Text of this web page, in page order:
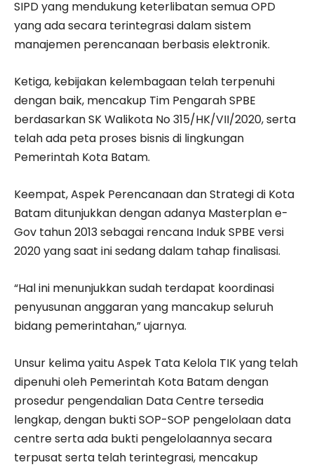
SIPD yang mendukung keterlibatan semua OPD
yang ada secara terintegrasi dalam sistem
manajemen perencanaan berbasis elektronik.
Ketiga, kebijakan kelembagaan telah terpenuhi
dengan baik, mencakup Tim Pengarah SPBE
berdasarkan SK Walikota No 315/HK/VII/2020, serta
telah ada peta proses bisnis di lingkungan
Pemerintah Kota Batam.
Keempat, Aspek Perencanaan dan Strategi di Kota
Batam ditunjukkan dengan adanya Masterplan e-
Gov tahun 2013 sebagai rencana Induk SPBE versi
2020 yang saat ini sedang dalam tahap finalisasi.
“Hal ini menunjukkan sudah terdapat koordinasi
penyusunan anggaran yang mancakup seluruh
bidang pemerintahan,” ujarnya.
Unsur kelima yaitu Aspek Tata Kelola TIK yang telah
dipenuhi oleh Pemerintah Kota Batam dengan
prosedur pengendalian Data Centre tersedia
lengkap, dengan bukti SOP-SOP pengelolaan data
centre serta ada bukti pengelolaannya secara
terpusat serta telah terintegrasi, mencakup